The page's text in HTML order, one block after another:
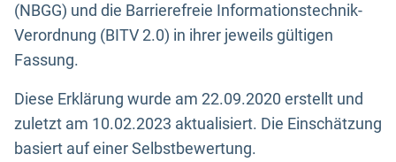
(NBGG) und die Barrierefreie Informationstechnik-
Verordnung (BITV 2.0) in ihrer jeweils gültigen
Fassung.
Diese Erklärung wurde am 22.09.2020 erstellt und
zuletzt am 10.02.2023 aktualisiert. Die Einschätzung
basiert auf einer Selbstbewertung.